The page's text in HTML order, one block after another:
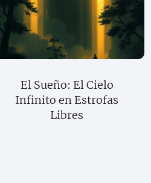
El Sueño: El Cielo
Infinito en Estrofas
Libres